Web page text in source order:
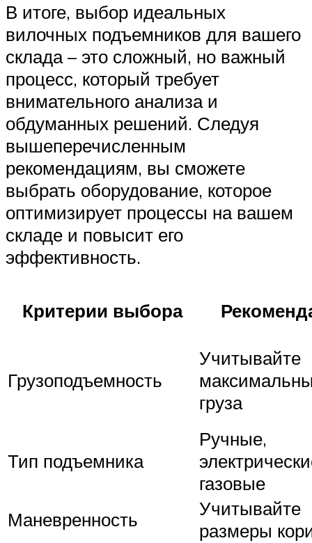
В итоге, выбор идеальных
вилочных подъемников для вашего
склада – это сложный, но важный
процесс, который требует
внимательного анализа и
обдуманных решений. Следуя
вышеперечисленным
рекомендациям, вы сможете
выбрать оборудование, которое
оптимизирует процессы на вашем
складе и повысит его
эффективность.
Критерии выбора
Грузоподъемность
Учитывайте
груза
Тип подъемника
Ручные,
газовые
Маневренность
Учитывайте
размеры